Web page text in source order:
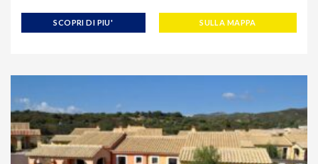
SCOPRI DI PIU' SULLA MAPPA